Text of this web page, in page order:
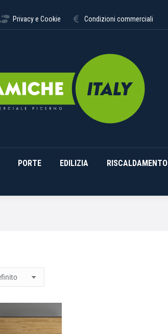
Privacy e Cookie Condizioni commerciali
PORTE EDILIZIA RISCALDAMENTO
BAGNO CUCINA PORTE EDILIZIA